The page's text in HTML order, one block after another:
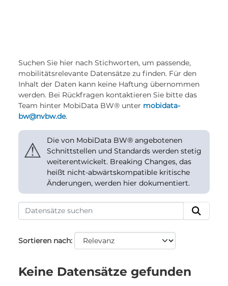
Suchen Sie hier nach Stichworten, um passende,
mobilitätsrelevante Datensätze zu finden. Für den
Inhalt der Daten kann keine Haftung übernommen
werden. Bei Rückfragen kontaktieren Sie bitte das
Team hinter MobiData BW® unter mobidata-
bw@nvbw.de.
⚠
Die von MobiData BW® angebotenen
Schnittstellen und Standards werden stetig
weiterentwickelt. Breaking Changes, das
heißt nicht-abwärtskompatible kritische
Änderungen, werden hier dokumentiert.
Sortieren nach
Keine Datensätze gefunden